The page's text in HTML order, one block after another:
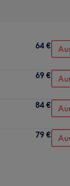
64 €
69 €
84 €
79 €